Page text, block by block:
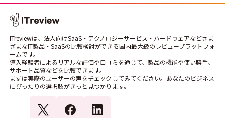
ITreviewは、法人向けSaaS・テクノロジーサービス・ハードウェアなどさま
ざまなIT製品・SaaSの比較検討ができる国内最大級のレビュープラットフォ
ームです。
導入経験者によるリアルな評価や口コミを通じて、製品の機能や使い勝手、
サポート品質などを比較できます。
まずは実際のユーザーの声をチェックしてみてください。あなたのビジネス
にぴったりの選択肢がきっと見つかります。